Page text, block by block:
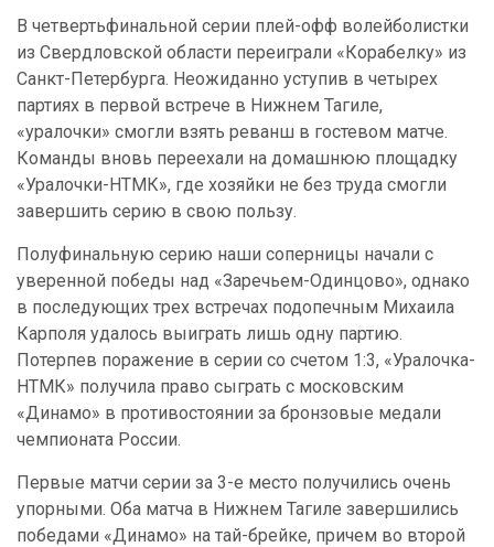
В четвертьфинальной серии плей-офф волейболистки
из Свердловской области переиграли «Корабелку» из
Санкт-Петербурга. Неожиданно уступив в четырех
партиях в первой встрече в Нижнем Тагиле,
«уралочки» смогли взять реванш в гостевом матче.
Команды вновь переехали на домашнюю площадку
«Уралочки-НТМК», где хозяйки не без труда смогли
завершить серию в свою пользу.
Полуфинальную серию наши соперницы начали с
уверенной победы над «Заречьем-Одинцово», однако
в последующих трех встречах подопечным Михаила
Карполя удалось выиграть лишь одну партию.
Потерпев поражение в серии со счетом 1:3, «Уралочка-
НТМК» получила право сыграть с московским
«Динамо» в противостоянии за бронзовые медали
чемпионата России.
Первые матчи серии за 3-е место получились очень
упорными. Оба матча в Нижнем Тагиле завершились
победами «Динамо» на тай-брейке, причем во второй